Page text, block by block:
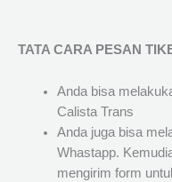
TATA CARA PESAN
Anda bisa
Calista Trans
Anda juga bisa
Whastapp.
mengirim form